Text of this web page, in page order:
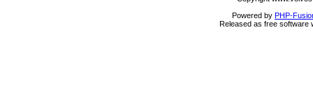
Powered by PHP-
Released as free software